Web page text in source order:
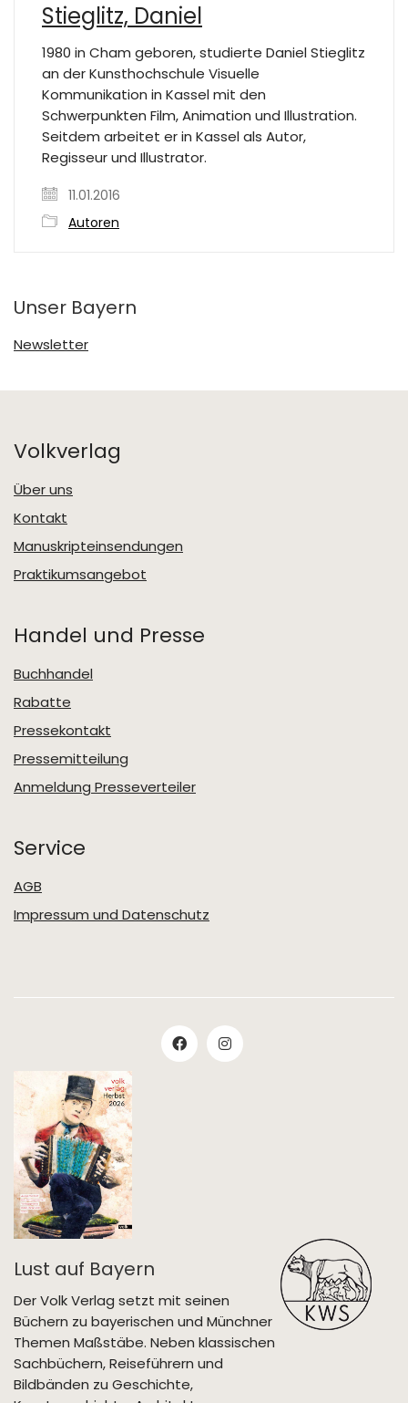
Stieglitz, Daniel
1980 in Cham geboren, studierte Daniel Stieglitz
an der Kunsthochschule Visuelle
Kommunikation in Kassel mit den
Schwerpunkten Film, Animation und Illustration.
Seitdem arbeitet er in Kassel als Autor,
Regisseur und Illustrator.
11.01.2016
Autoren
Unser Bayern
Newsletter
Volkverlag
Über uns
Kontakt
Manuskripteinsendungen
Praktikumsangebot
Handel und Presse
Buchhandel
Rabatte
Pressekontakt
Pressemitteilung
Anmeldung Presseverteiler
Service
AGB
Impressum und Datenschutz
Lust auf Bayern
Der Volk Verlag setzt mit seinen
Büchern zu bayerischen und Münchner
Themen Maßstäbe. Neben klassischen
Sachbüchern, Reiseführern und
Bildbänden zu Geschichte,